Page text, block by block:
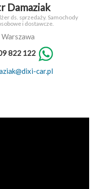
Damaziak
ds. sprzedaży. Samochody
i dostawcze.
Warszawa
822 122
car.pl